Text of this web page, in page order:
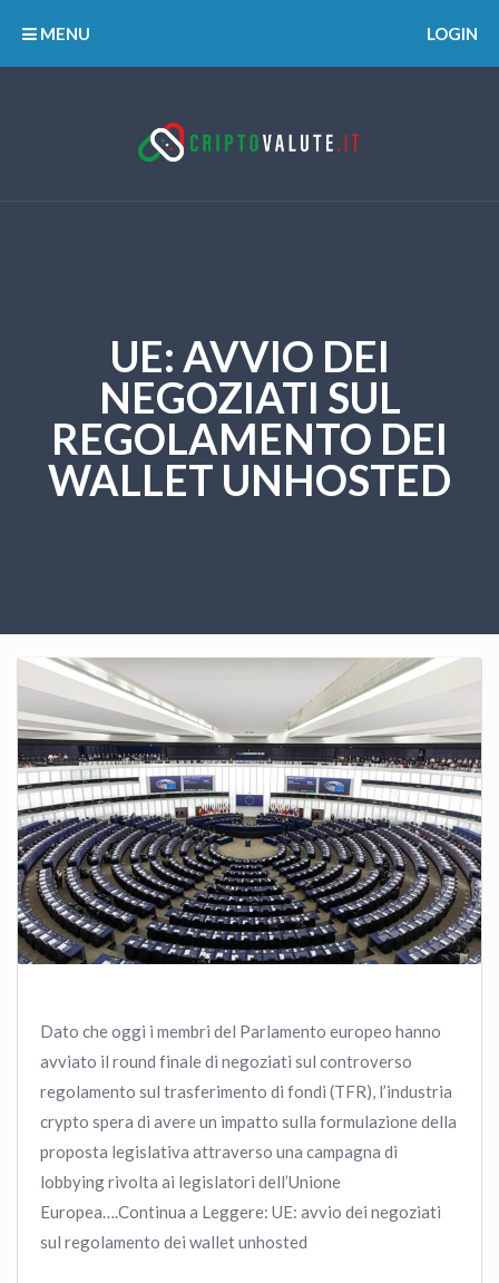
MENU LOGIN
UE: AVVIO DEI
NEGOZIATI SUL
REGOLAMENTO DEI
WALLET UNHOSTED
Dato che oggi i membri del Parlamento europeo hanno
avviato il round finale di negoziati sul controverso
regolamento sul trasferimento di fondi (TFR), l’industria
crypto spera di avere un impatto sulla formulazione della
proposta legislativa attraverso una campagna di
lobbying rivolta ai legislatori dell’Unione
Europea….Continua a Leggere: UE: avvio dei negoziati
sul regolamento dei wallet unhosted